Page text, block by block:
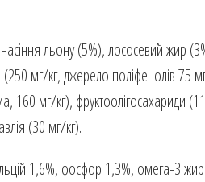
льону (5%), лососевий жир
мг/кг, джерело поліфенолів 75
160 мг/кг), фруктоолігосахариди
(30 мг/кг).
1,6%, фосфор 1,3%, омега-3